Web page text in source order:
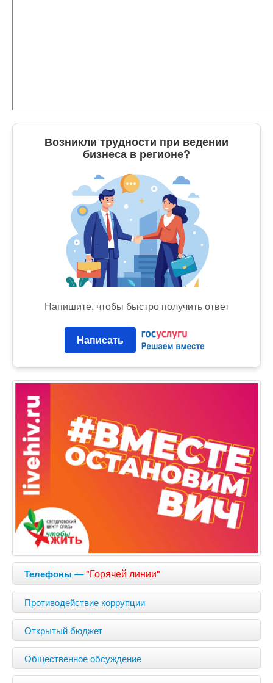
Возникли трудности при ведении
бизнеса в регионе?
Напишите, чтобы быстро получить ответ
Написать
Телефоны —"Горячей линии"
Противодействие коррупции
Открытый бюджет
Общественное обсуждение